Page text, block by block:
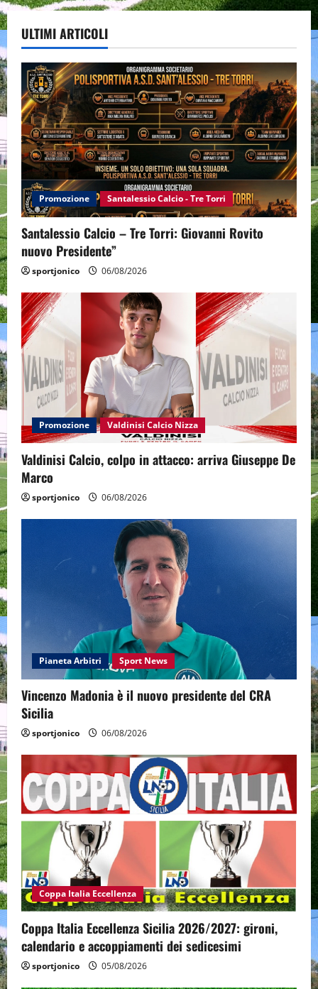
ULTIMI ARTICOLI
Promozione Santalessio Calcio - Tre Torri
Santalessio Calcio – Tre Torri: Giovanni Rovito
nuovo Presidente”
sportjonico 06/08/2026
Promozione Valdinisi Calcio Nizza
Valdinisi Calcio, colpo in attacco: arriva Giuseppe De
Marco
sportjonico 06/08/2026
Pianeta Arbitri Sport News
Vincenzo Madonia è il nuovo presidente del CRA
Sicilia
sportjonico 06/08/2026
Coppa Italia Eccellenza
Coppa Italia Eccellenza Sicilia 2026/2027: gironi,
calendario e accoppiamenti dei sedicesimi
sportjonico 05/08/2026